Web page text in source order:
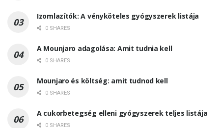
Izomlazítók: A vényköteles gyógyszerek listája
0 SHARES
A Mounjaro adagolása: Amit tudnia kell
0 SHARES
Mounjaro és költség: amit tudnod kell
0 SHARES
A cukorbetegség elleni gyógyszerek teljes listája
0 SHARES